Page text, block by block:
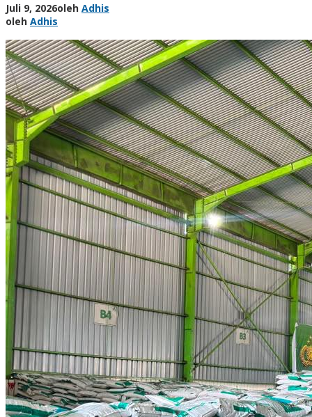
Juli 9, 2026oleh Adhis
oleh Adhis